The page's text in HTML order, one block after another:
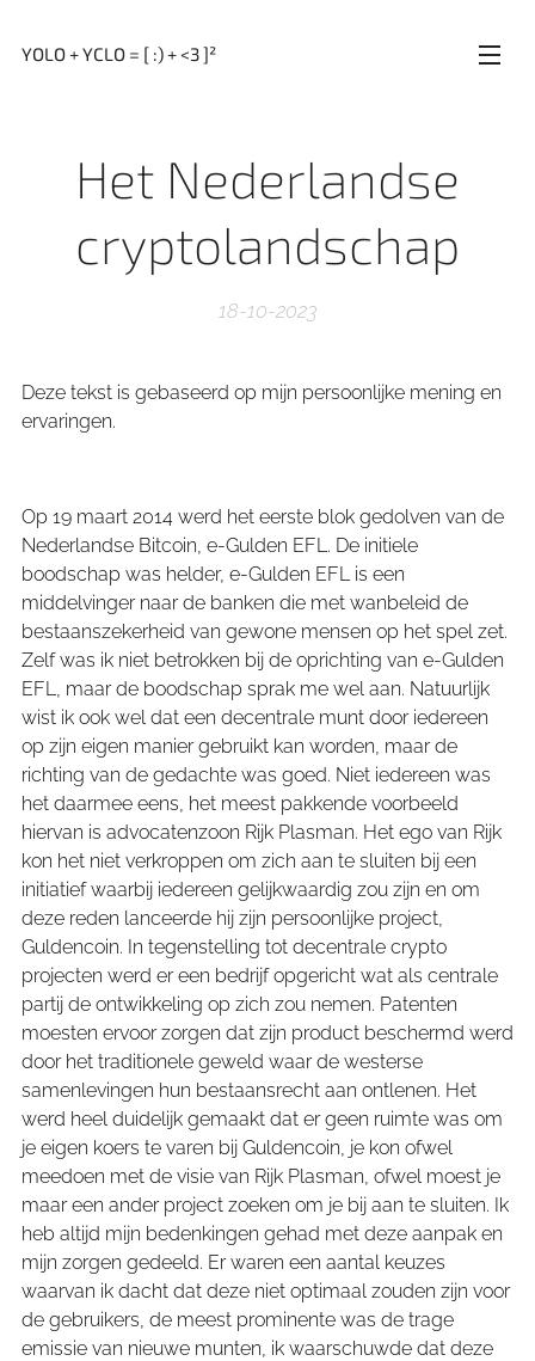
YOLO + YCLO = [ :) + <3 ]²
Het Nederlandse
cryptolandschap
18-10-2023
Deze tekst is gebaseerd op mijn persoonlijke mening en
ervaringen.
Op 19 maart 2014 werd het eerste blok gedolven van de
Nederlandse Bitcoin, e-Gulden EFL. De initiele
boodschap was helder, e-Gulden EFL is een
middelvinger naar de banken die met wanbeleid de
bestaanszekerheid van gewone mensen op het spel zet.
Zelf was ik niet betrokken bij de oprichting van e-Gulden
EFL, maar de boodschap sprak me wel aan. Natuurlijk
wist ik ook wel dat een decentrale munt door iedereen
op zijn eigen manier gebruikt kan worden, maar de
richting van de gedachte was goed. Niet iedereen was
het daarmee eens, het meest pakkende voorbeeld
hiervan is advocatenzoon Rijk Plasman. Het ego van Rijk
kon het niet verkroppen om zich aan te sluiten bij een
initiatief waarbij iedereen gelijkwaardig zou zijn en om
deze reden lanceerde hij zijn persoonlijke project,
Guldencoin. In tegenstelling tot decentrale crypto
projecten werd er een bedrijf opgericht wat als centrale
partij de ontwikkeling op zich zou nemen. Patenten
moesten ervoor zorgen dat zijn product beschermd werd
door het traditionele geweld waar de westerse
samenlevingen hun bestaansrecht aan ontlenen. Het
werd heel duidelijk gemaakt dat er geen ruimte was om
je eigen koers te varen bij Guldencoin, je kon ofwel
meedoen met de visie van Rijk Plasman, ofwel moest je
maar een ander project zoeken om je bij aan te sluiten. Ik
heb altijd mijn bedenkingen gehad met deze aanpak en
mijn zorgen gedeeld. Er waren een aantal keuzes
waarvan ik dacht dat deze niet optimaal zouden zijn voor
de gebruikers, de meest prominente was de trage
emissie van nieuwe munten, ik waarschuwde dat deze